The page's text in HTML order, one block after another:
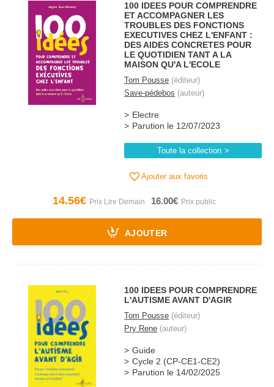
100 IDEES POUR COMPRENDRE
ET ACCOMPAGNER LES
TROUBLES DES FONCTIONS
EXECUTIVES CHEZ L'ENFANT :
DES AIDES CONCRETES POUR
LE QUOTIDIEN TANT A LA
MAISON QU'A L'ECOLE
Tom Pousse (éditeur)
Save-pédebos (auteur)
Electre
Parution le 12/07/2023
Toute la collection
Ajouter aux favoris
14.56€ 16.00€
AJOUTER
100 IDEES POUR COMPRENDRE
L'AUTISME AVANT D'AGIR
Tom Pousse (éditeur)
Pry Rene (auteur)
Guide
Cycle 2 (CP-CE1-CE2)
Parution le 14/02/2025